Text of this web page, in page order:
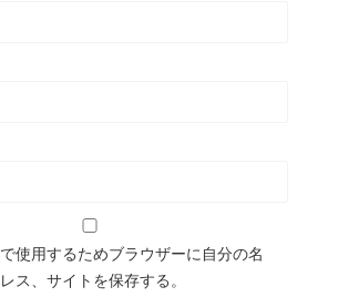
使用するためブラウザーに自分の名
ス、サイトを保存する。